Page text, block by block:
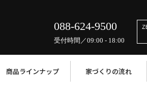
088-624-9500
受付時間／09:00 - 18:00
商品ラインナップ 家づくりの流れ